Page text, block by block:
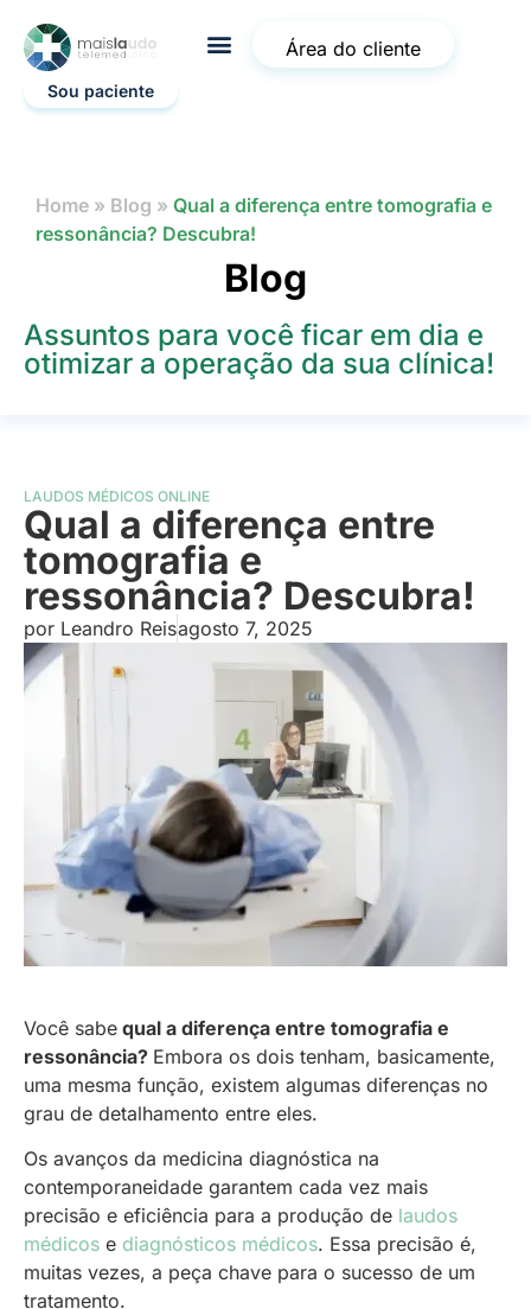
Área do cliente
Sou paciente
Home » Blog » Qual a diferença entre tomografia e
ressonância? Descubra!
Blog
Assuntos para você ficar em dia e
otimizar a operação da sua clínica!
LAUDOS MÉDICOS ONLINE
Qual a diferença entre
tomografia e
ressonância? Descubra!
por Leandro Reisagosto 7, 2025
Você sabe qual a diferença entre tomografia e
ressonância? Embora os dois tenham, basicamente,
uma mesma função, existem algumas diferenças no
grau de detalhamento entre eles.
Os avanços da medicina diagnóstica na
contemporaneidade garantem cada vez mais
precisão e eficiência para a produção de laudos
médicos e diagnósticos médicos. Essa precisão é,
muitas vezes, a peça chave para o sucesso de um
tratamento.